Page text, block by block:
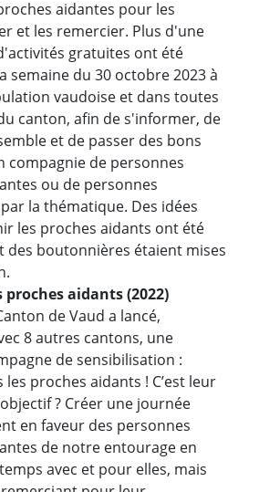
aidantes pour les
et les remercier. Plus d'une
gratuites ont été
semaine du 30 octobre 2023 à
vaudoise et dans toutes
canton, afin de s'informer, de
et de passer des bons
compagnie de personnes
ou de personnes
la thématique. Des idées
les proches aidants ont été
des boutonnières étaient mises
proches aidants (2022)
de Vaud a lancé,
8 autres cantons, une
de sensibilisation :
les proches aidants ! C’est leur
? Créer une journée
en faveur des personnes
de notre entourage en
avec et pour elles, mais